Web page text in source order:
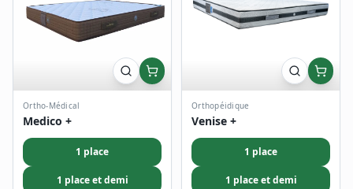
Ortho-Médical
Medico +
1 place
1 place et demi
Orthopéidique
Venise +
1 place
1 place et demi